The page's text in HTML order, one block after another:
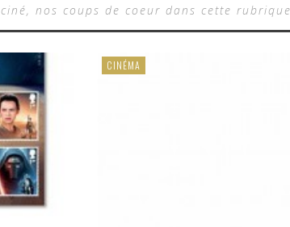
nos coups de coeur dans cette
CINÉMA